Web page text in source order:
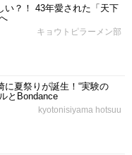
い？！ 43年愛された「天下
キョウトピラーメン部
に夏祭りが誕生！“実験の
とBondance
kyotonisiyama hotsuu